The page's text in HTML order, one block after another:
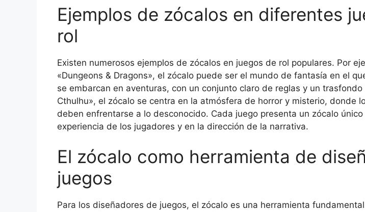
Ejemplos de zócalos en diferentes
rol
Existen numerosos ejemplos de zócalos en juegos de rol populares. Por
«Dungeons & Dragons», el zócalo puede ser el mundo de fantasía en el
se embarcan en aventuras, con un conjunto claro de reglas y un trasfondo
Cthulhu», el zócalo se centra en la atmósfera de horror y misterio, donde
deben enfrentarse a lo desconocido. Cada juego presenta un zócalo
experiencia de los jugadores y en la dirección de la narrativa.
El zócalo como herramienta de
juegos
Para los diseñadores de juegos, el zócalo es una herramienta